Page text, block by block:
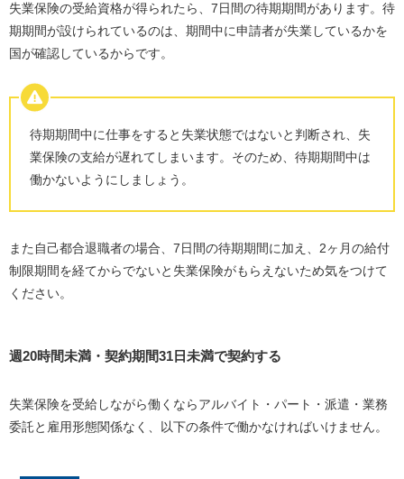
失業保険の受給資格が得られたら、 7日間の待期期間があります。待
期期間が設けられているのは、期間中に申請者が失業しているかを
国が確認しているからです。
待期期間中に仕事をすると失業状態ではないと判断され、失
業保険の支給が遅れてしまいます。そのため、待期期間中は
働かないようにしましょう。
また自己都合退職者の場合、 7日間の待期期間に加え、 2ヶ月の給付
制限期間を経てからでないと失業保険がもらえないため気をつけて
ください。
週20時間未満・契約期間31日未満で契約する
失業保険を受給しながら働くならアルバイト・パート・派遣・業務
委託と雇用形態関係なく、以下の条件で働かなければいけません。